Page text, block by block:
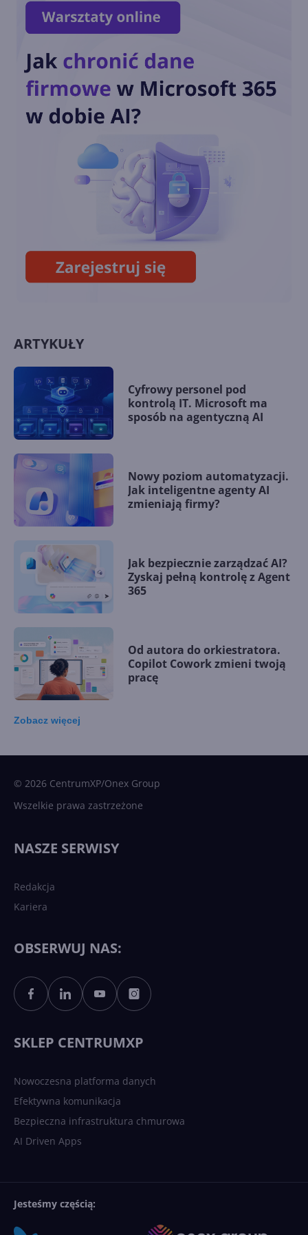
Microsoft Authenticator nie
jest już dostępny na Apple
Watch
Microsoft Authenticator
Watch
Microsoft poprawia SwiftKey
na iOS
ARTYKUŁY
Cyfrowy personel pod
kontrolą IT. Microsoft ma
sposób na agentyczną AI
Nowy poziom automatyzacji.
Jak inteligentne agenty AI
zmieniają firmy?
Jak bezpiecznie zarządzać AI?
Zyskaj pełną kontrolę z Agent
365
Od autora do orkiestratora.
Copilot Cowork zmieni twoją
pracę
Sztuczna inteligencja po
polsku. Dość barier
Zobacz więcej
© 2026 CentrumXP/Onex Group
Wszelkie prawa zastrzeżone
NASZE SERWISY
Redakcja
Kariera
OBSERWUJ NAS:
SKLEP CENTRUMXP
Nowoczesna platforma danych
Efektywna komunikacja
Bezpieczna infrastruktura chmurowa
AI Driven Apps
Jesteśmy częścią: